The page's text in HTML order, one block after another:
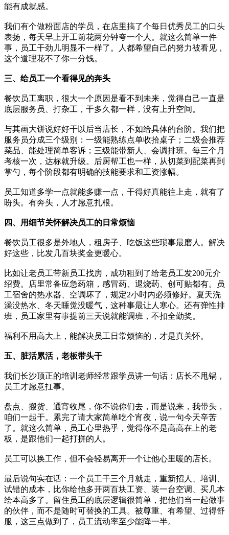
能有成就感。
我们有个做粉面店的学员，在店里搞了个每日优秀员工的口头
表扬，每天早上开工前花两分钟夸一个人。就这么简单一件
事，员工干劲儿明显不一样了。人都希望自己的努力被看见，
这个道理花不了你一分钱。
三、给员工一个看得见的奔头
餐饮员工离职，很大一个原因是看不到未来，觉得自己一直是
底层服务员、打杂工，干多久都一样，没有上升空间。
与其画大饼说好好干以后当店长，不如给具体的台阶。我们把
服务员分成三个级别：一级能熟练点单收拾桌子；二级会推荐
菜品、能处理简单客诉；三级能带新人、会调排班。每三个月
考核一次，达标就升级。后厨帮工也一样，从切菜到配菜再到
掌勺，每个阶段都有明确的技能要求和工资涨幅。
员工知道多学一点就能多赚一点，干得好真能往上走，就有了
盼头。有奔头，人才愿意扎根。
四、用细节关怀解决员工的日常烦恼
餐饮员工很多是外地人，租房子、吃饭这些琐事最磨人。解决
好这些，比发几百块奖金更暖心。
比如让老员工带新员工找房，成功租到了给老员工发200元介
绍费。店里常备应急药箱，感冒药、退烧药、创可贴都有。员
工宿舍的热水器、空调坏了，规定2小时内必须修好。夏天洗
澡没热水、冬天睡觉没暖气，这种事最让人寒心。还有弹性排
班，员工家里有事提前三天说就能调班，不扣全勤奖。
福利不用高大上，能解决员工日常烦恼的，才是真关怀。
五、脏活累活，老板带头干
我们长沙顶正的培训老师经常跟学员讲一句话：店长不甩锅，
员工才愿意扛事。
盘点、搬货、通宵收尾，你不说你们去，而是说来，我带头，
咱们一起干。累完了请大家简单吃个宵夜，说一句今天辛苦
了。就这么简单，员工心里热乎，觉得你不是高高在上的老
板，是跟他们一起打拼的人。
员工可以换工作，但不会轻易离开一个让他心里暖的店长。
最后说句实在话：一个员工干三个月就走，重新招人、培训、
试错的成本，比你给他多开两百块工资、装一台空调、买几本
绘本高多了。留住员工的底层逻辑很简单，把他们当一起做事
的伙伴，而不是随时可替换的工具。被尊重、有希望、过得舒
服，这三点做到了，员工流动率至少能降一半。